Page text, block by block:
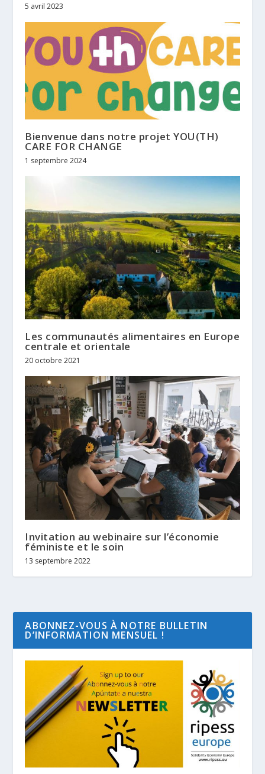
5 avril 2023
Bienvenue dans notre projet YOU(TH)
CARE FOR CHANGE
1 septembre 2024
Les communautés alimentaires en Europe
centrale et orientale
20 octobre 2021
Invitation au webinaire sur l’économie
féministe et le soin
13 septembre 2022
ABONNEZ-VOUS À NOTRE BULLETIN
D’INFORMATION MENSUEL !